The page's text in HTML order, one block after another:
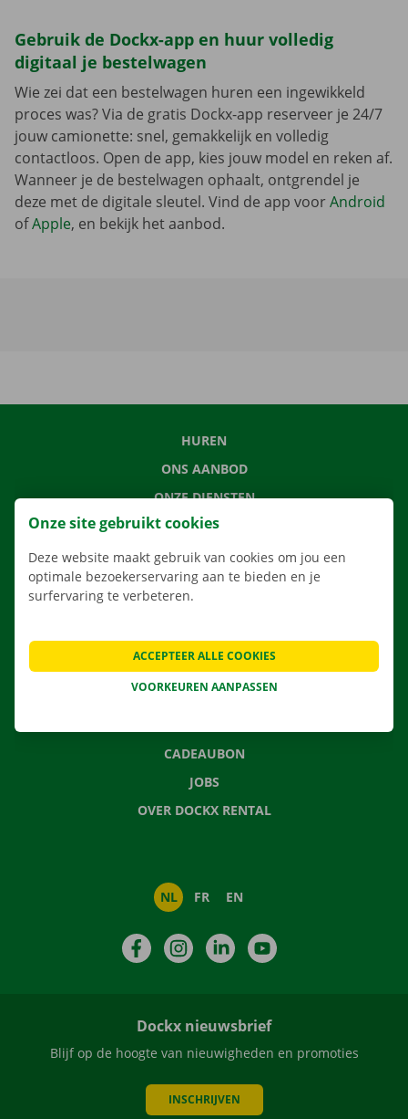
Gebruik de Dockx-app en huur volledig
digitaal je bestelwagen
Wie zei dat een bestelwagen huren een ingewikkeld
proces was? Via de gratis Dockx-app reserveer je 24/7
jouw camionette: snel, gemakkelijk en volledig
contactloos. Open de app, kies jouw model en reken af.
Wanneer je de bestelwagen ophaalt, ontgrendel je
deze met de digitale sleutel. Vind de app voorAndroid
ofApple, en bekijk het aanbod.
HUREN
ONS AANBOD
ONZE DIENSTEN
LOCATIES
APP
VERHUISOPLOSSINGEN
CONTACTEER ONS
VEELGESTELDE VRAGEN
CADEAUBON
JOBS
OVER DOCKX RENTAL
NL FR EN
FacebookInstagramLinkedIn
Dockx nieuwsbrief
Blijf op de hoogte van nieuwigheden en promoties
INSCHRIJVEN
Onze site gebruikt cookies
Deze website maakt gebruik van cookies om jou een
optimale bezoekerservaring aan te bieden en je
surfervaring te verbeteren.
VOORKEUREN AANPASSEN
ACCEPTEER ALLE COOKIES